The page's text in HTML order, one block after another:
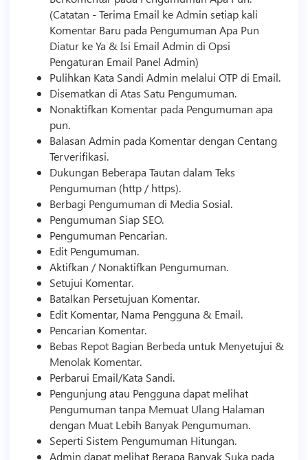
(Catatan - Terima Email ke Admin setiap kali
Komentar Baru pada Pengumuman Apa Pun
Diatur ke Ya & Isi Email Admin di Opsi
Pengaturan Email Panel Admin)
Pulihkan Kata Sandi Admin melalui OTP di Email.
Disematkan di Atas Satu Pengumuman.
Nonaktifkan Komentar pada Pengumuman apa
pun.
Balasan Admin pada Komentar dengan Centang
Terverifikasi.
Dukungan Beberapa Tautan dalam Teks
Pengumuman (http / https).
Berbagi Pengumuman di Media Sosial.
Pengumuman Siap SEO.
Pengumuman Pencarian.
Edit Pengumuman.
Aktifkan / Nonaktifkan Pengumuman.
Setujui Komentar.
Batalkan Persetujuan Komentar.
Edit Komentar, Nama Pengguna & Email.
Pencarian Komentar.
Bebas Repot Bagian Berbeda untuk Menyetujui &
Menolak Komentar.
Perbarui Email/Kata Sandi.
Pengunjung atau Pengguna dapat melihat
Pengumuman tanpa Memuat Ulang Halaman
dengan Muat Lebih Banyak Pengumuman.
Seperti Sistem Pengumuman Hitungan.
Admin dapat melihat Berapa Banyak Suka pada